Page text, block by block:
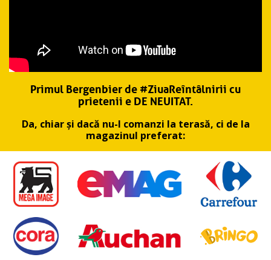
Primul Bergenbier de #ZiuaReîntâlnirii cu
prietenii e DE NEUITAT.
Da, chiar și dacă nu-l comanzi la terasă, ci de la
magazinul preferat: